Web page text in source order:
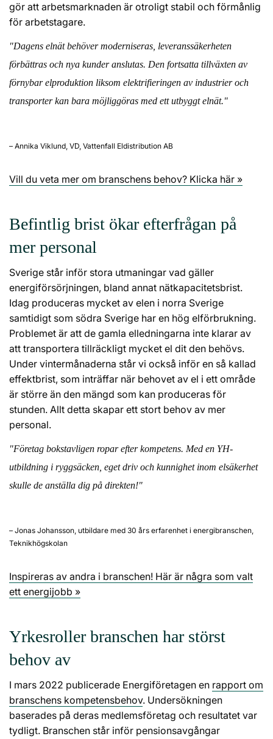
gör att arbetsmarknaden är otroligt stabil och förmånlig
för arbetstagare.
"Dagens elnät behöver moderniseras, leveranssäkerheten
förbättras och nya kunder anslutas. Den fortsatta tillväxten av
förnybar elproduktion liksom elektrifieringen av industrier och
transporter kan bara möjliggöras med ett utbyggt elnät."
– Annika Viklund, VD, Vattenfall Eldistribution AB
Vill du veta mer om branschens behov? Klicka här »
Befintlig brist ökar efterfrågan på
mer personal
Sverige står inför stora utmaningar vad gäller
energiförsörjningen, bland annat nätkapacitetsbrist.
Idag produceras mycket av elen i norra Sverige
samtidigt som södra Sverige har en hög elförbrukning.
Problemet är att de gamla elledningarna inte klarar av
att transportera tillräckligt mycket el dit den behövs.
Under vintermånaderna står vi också inför en så kallad
effektbrist, som inträffar när behovet av el i ett område
är större än den mängd som kan produceras för
stunden. Allt detta skapar ett stort behov av mer
personal.
"Företag bokstavligen ropar efter kompetens. Med en YH-
utbildning i ryggsäcken, eget driv och kunnighet inom elsäkerhet
skulle de anställa dig på direkten!"
– Jonas Johansson, utbildare med 30 års erfarenhet i energibranschen,
Teknikhögskolan
Inspireras av andra i branschen! Här är några som valt
ett energijobb »
Yrkesroller branschen har störst
behov av
I mars 2022 publicerade Energiföretagen en rapport om
branschens kompetensbehov. Undersökningen
baserades på deras medlemsföretag och resultatet var
tydligt. Branschen står inför pensionsavgångar